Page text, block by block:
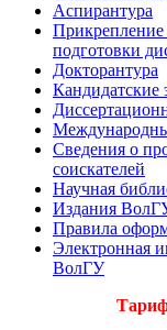
Аспирантура
Прикрепление
подготовки
Докторантура
Кандидатские
Сведения о
соискателей
Научная
Издания
Правила
Электронная
ВолГУ